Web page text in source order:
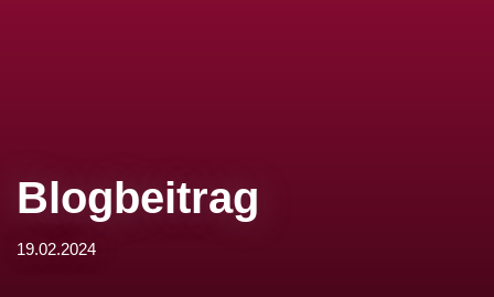
Blogbeitrag
19.02.2024